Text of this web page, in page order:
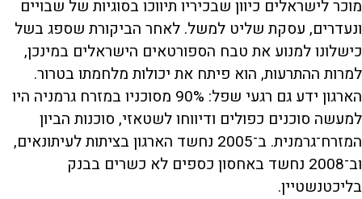
מוכר לישראלים כיוון שבכיריו תיווכו בסוגיות של שבויים
ונעדרים, עסקת שליט למשל. לאחר הביקורת שספג בשל
כישלונו למנוע את טבח הספורטאים הישראלים במינכן,
למרות ההתרעות, הוא פיתח את יכולות מלחמתו בטרור.
הארגון ידע גם רגעי שפל: 90% מסוכניו במזרח גרמניה היו
למעשה סוכנים כפולים ודיווחו לשטאזי, סוכנות הביון
המזרח־גרמנית. ב־2005 נחשד הארגון בציתות לעיתונאים,
וב־2008 נחשד באחסון כספים לא כשרים בבנק
בליכטנשטיין.